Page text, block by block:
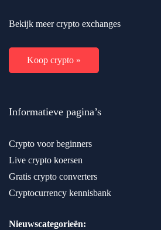
Bekijk meer crypto exchanges
Koop crypto »
Informatieve pagina’s
Crypto voor beginners
Live crypto koersen
Gratis crypto converters
Cryptocurrency kennisbank
Nieuwscategorieën: